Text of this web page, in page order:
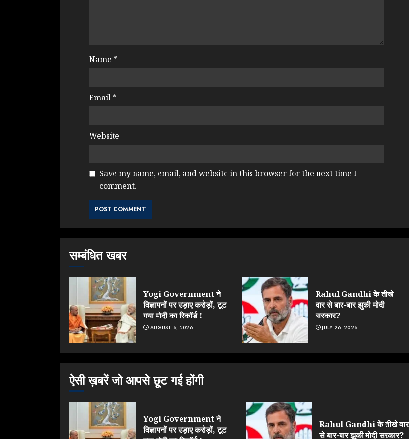
Name *
Email *
Website
Save my name, email, and website in this browser for the next time I
comment.
सम्बंधित खबर
Yogi Government ने
विज्ञापनों पर उड़ाए करोड़ों, टूट
गया मोदी का रिकॉर्ड !
AUGUST 6, 2026
Rahul Gandhi के तीखे
वार से बार-बार झुकी मोदी
सरकार?
JULY 26, 2026
ऐसी ख़बरें जो आपसे छूट गई होंगी
Yogi Government ने
विज्ञापनों पर उड़ाए करोड़ों, टूट
Rahul Gandhi के तीखे वार
से बार-बार झुकी मोदी सरकार?